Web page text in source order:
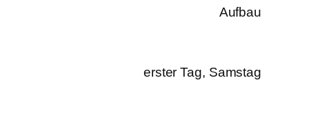
Aufbau
erster Tag, Samstag